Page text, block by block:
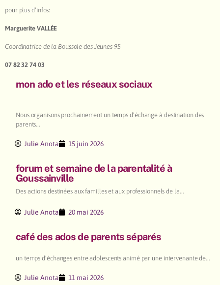
pour plus d’infos:
Marguerite VALLÉE
Coordinatrice de la Boussole des Jeunes 95
07 82 32 74 03
mon ado et les réseaux sociaux
Nous organisons prochainement un temps d’échange à destination des
parents...
Julie Anota 15 juin 2026
forum et semaine de la parentalité à
Goussainville
Des actions destinées aux familles et aux professionnels de la...
Julie Anota 20 mai 2026
café des ados de parents séparés
un temps d’échanges entre adolescents animé par une intervenante de...
Julie Anota 11 mai 2026